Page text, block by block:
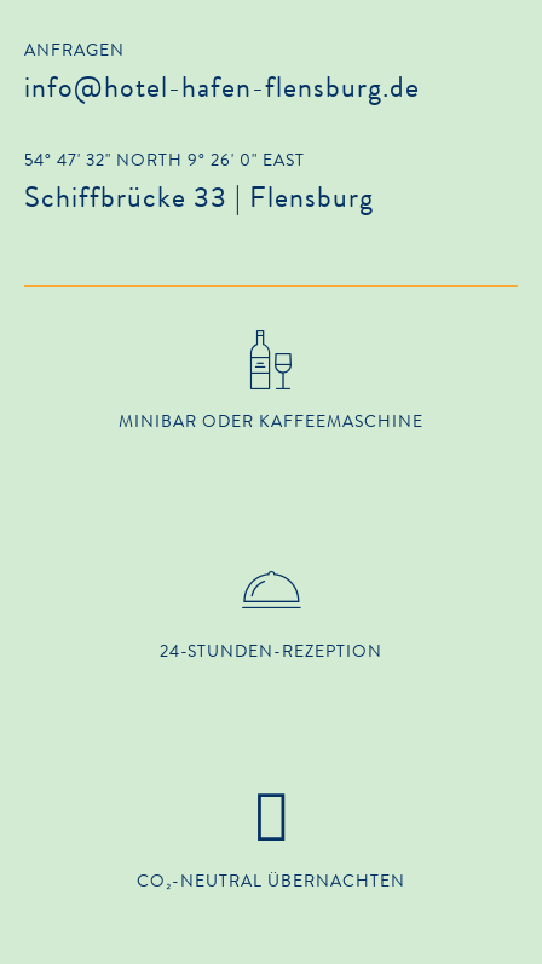
ANFRAGEN
info@hotel-hafen-flensburg.de
54° 47' 32" NORTH 9° 26' 0" EAST
Schiffbrücke 33 | Flensburg
MINIBAR ODER KAFFEEMASCHINE
24-STUNDEN-REZEPTION
CO₂-NEUTRAL ÜBERNACHTEN